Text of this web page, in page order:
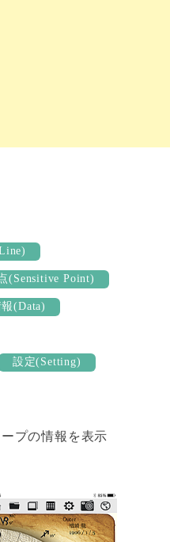
(Sensitive Point)
(Data)
設定(Setting)
プの情報を表示